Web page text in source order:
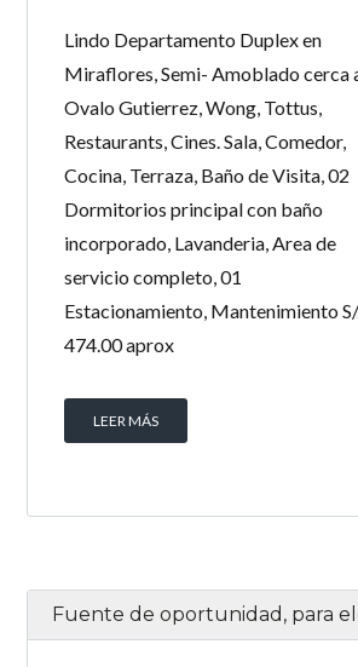
Lindo Departamento Duplex en
Miraflores, Semi- Amoblado cerca
Ovalo Gutierrez, Wong, Tottus,
Restaurants, Cines. Sala, Comedor,
Cocina, Terraza, Baño de Visita, 02
Dormitorios principal con baño
incorporado, Lavanderia, Area de
servicio completo, 01
Estacionamiento, Mantenimiento
474.00 aprox
LEER MÁS
Fuente de oportunidad, para